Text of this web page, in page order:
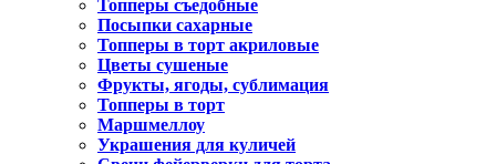
Топперы съедобные
Посыпки сахарные
Топперы в торт акриловые
Цветы сушеные
Фрукты, ягоды, сублимация
Топперы в торт
Маршмеллоу
Украшения для куличей